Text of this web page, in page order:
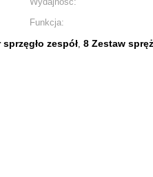
Funkcja:
zespół, 8 Zestaw